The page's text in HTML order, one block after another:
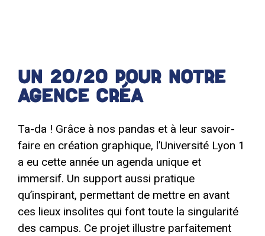
UN 20/20 POUR NOTRE
AGENCE CRÉA
Ta-da ! Grâce à nos pandas et à leur savoir-
faire en création graphique, l’Université Lyon 1
a eu cette année un agenda unique et
immersif. Un support aussi pratique
qu’inspirant, permettant de mettre en avant
ces lieux insolites qui font toute la singularité
des campus. Ce projet illustre parfaitement